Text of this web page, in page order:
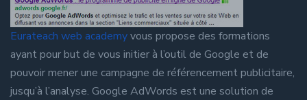
Eurateach web academyvous propose des formations
ayant pour but de vous initier à l’outil de Google et de
pouvoir mener une campagne de référencement publicitaire,
jusqu’à l’analyse. Google AdWords est une solution de